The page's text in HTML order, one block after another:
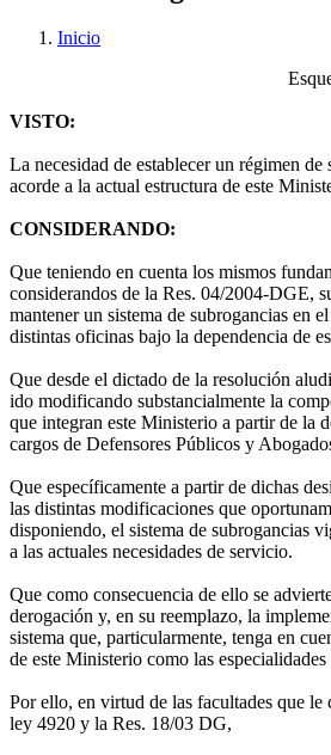
Inicio
VISTO:
La necesidad de establecer un régimen
acorde a la actual estructura de este
CONSIDERANDO:
Que teniendo en cuenta los mismos
considerandos de la Res. 04/2004-DGE,
mantener un sistema de subrogancias en
distintas oficinas bajo la dependencia de
Que desde el dictado de la resolución
ido modificando substancialmente la
que integran este Ministerio a partir de la
cargos de Defensores Públicos y
Que específicamente a partir de dichas
las distintas modificaciones que
disponiendo, el sistema de subrogancias
a las actuales necesidades de servicio.
Que como consecuencia de ello se
derogación y, en su reemplazo, la
sistema que, particularmente, tenga en
de este Ministerio como las
Por ello, en virtud de las facultades que le
ley 4920 y la Res. 18/03 DG,